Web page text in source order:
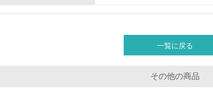
チェック項目
一覧に戻る
その他の商品